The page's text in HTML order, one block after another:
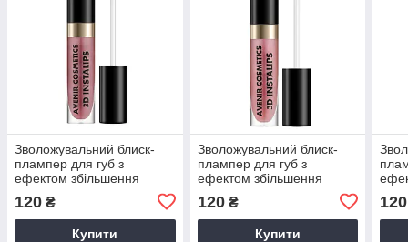
Зволожувальний блиск-
плампер для губ з
ефектом збільшення
3D Instalips (plumping
effect) №06
120 ₴
Купити
Зволожувальний блиск-
плампер для губ з
ефектом збільшення
об'єму Avenir Cosmetics
3D Instalips №02 (рожевий
кристал)
120₴
Купити
3D
120